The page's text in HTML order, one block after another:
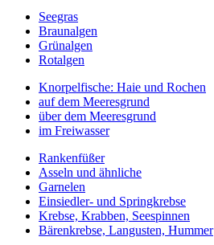
Seegras
Braunalgen
Grünalgen
Rotalgen
Knorpelfische: Haie und Rochen
auf dem Meeresgrund
über dem Meeresgrund
im Freiwasser
Rankenfüßer
Asseln und ähnliche
Garnelen
Einsiedler- und Springkrebse
Krebse, Krabben, Seespinnen
Bärenkrebse, Langusten, Hummer